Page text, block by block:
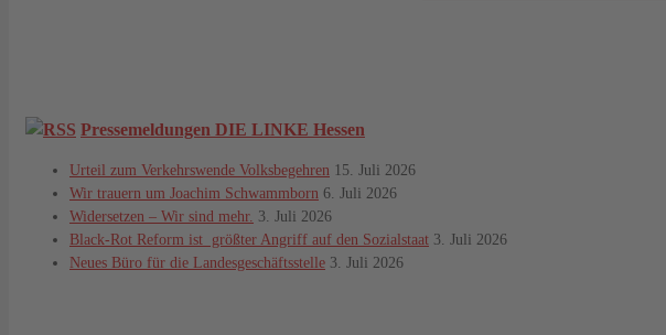
Pressemeldungen DIE LINKE Hessen
Urteil zum Verkehrswende Volksbegehren 15. Juli 2026
Wir trauern um Joachim Schwammborn 6. Juli 2026
Widersetzen – Wir sind mehr. 3. Juli 2026
Black-Rot Reform ist größter Angriff auf den Sozialstaat 3. Juli 2026
Neues Büro für die Landesgeschäftsstelle 3. Juli 2026